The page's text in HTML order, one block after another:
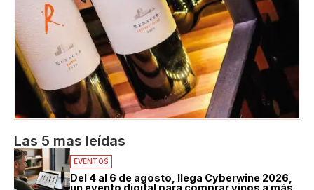
Las 5 mas leídas
EVENTOS
Del 4 al 6 de agosto, llega Cyberwine 2026,